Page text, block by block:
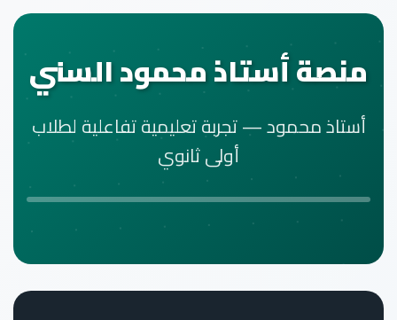
منصة أستاذ محمود السني
أستاذ محمود — تجربة تعليمية تفاعلية لطلاب
أولى ثانوي